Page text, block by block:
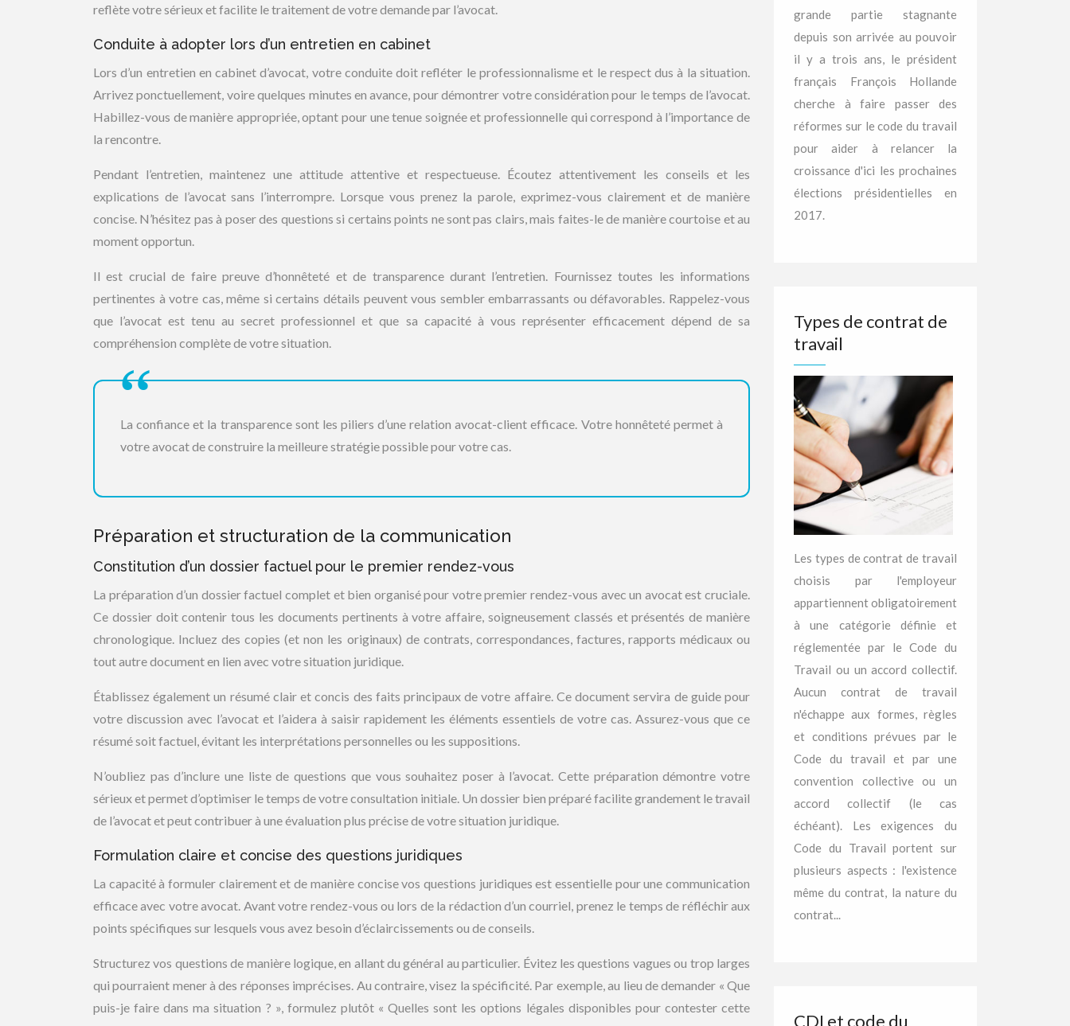
reflète votre sérieux et facilite le traitement de votre demande par l’avocat.
Conduite à adopter lors d’un entretien en cabinet
Lors d’un entretien en cabinet d’avocat, votre conduite doit refléter le professionnalisme et le respect dus à la situation.
Arrivez ponctuellement, voire quelques minutes en avance, pour démontrer votre considération pour le temps de l’avocat.
Habillez-vous de manière appropriée, optant pour une tenue soignée et professionnelle qui correspond à l’importance de
la rencontre.
Pendant l’entretien, maintenez une attitude attentive et respectueuse. Écoutez attentivement les conseils et les
explications de l’avocat sans l’interrompre. Lorsque vous prenez la parole, exprimez-vous clairement et de manière
concise. N’hésitez pas à poser des questions si certains points ne sont pas clairs, mais faites-le de manière courtoise et au
moment opportun.
Il est crucial de faire preuve d’honnêteté et de transparence durant l’entretien. Fournissez toutes les informations
pertinentes à votre cas, même si certains détails peuvent vous sembler embarrassants ou défavorables. Rappelez-vous
que l’avocat est tenu au secret professionnel et que sa capacité à vous représenter efficacement dépend de sa
compréhension complète de votre situation.
La confiance et la transparence sont les piliers d’une relation avocat-client efficace. Votre honnêteté permet à
votre avocat de construire la meilleure stratégie possible pour votre cas.
Préparation et structuration de la communication
Constitution d’un dossier factuel pour le premier rendez-vous
La préparation d’un dossier factuel complet et bien organisé pour votre premier rendez-vous avec un avocat est cruciale.
Ce dossier doit contenir tous les documents pertinents à votre affaire, soigneusement classés et présentés de manière
chronologique. Incluez des copies (et non les originaux) de contrats, correspondances, factures, rapports médicaux ou
tout autre document en lien avec votre situation juridique.
Établissez également un résumé clair et concis des faits principaux de votre affaire. Ce document servira de guide pour
votre discussion avec l’avocat et l’aidera à saisir rapidement les éléments essentiels de votre cas. Assurez-vous que ce
résumé soit factuel, évitant les interprétations personnelles ou les suppositions.
N’oubliez pas d’inclure une liste de questions que vous souhaitez poser à l’avocat. Cette préparation démontre votre
sérieux et permet d’optimiser le temps de votre consultation initiale. Un dossier bien préparé facilite grandement le travail
de l’avocat et peut contribuer à une évaluation plus précise de votre situation juridique.
Formulation claire et concise des questions juridiques
La capacité à formuler clairement et de manière concise vos questions juridiques est essentielle pour une communication
efficace avec votre avocat. Avant votre rendez-vous ou lors de la rédaction d’un courriel, prenez le temps de réfléchir aux
points spécifiques sur lesquels vous avez besoin d’éclaircissements ou de conseils.
Structurez vos questions de manière logique, en allant du général au particulier. Évitez les questions vagues ou trop larges
qui pourraient mener à des réponses imprécises. Au contraire, visez la spécificité. Par exemple, au lieu de demander « Que
puis-je faire dans ma situation ? », formulez plutôt « Quelles sont les options légales disponibles pour contester cette
grande partie stagnante
depuis son arrivée au pouvoir
il y a trois ans, le président
français François Hollande
cherche à faire passer des
réformes sur le code du travail
pour aider à relancer la
croissance d'ici les prochaines
élections présidentielles en
2017.
Types de contrat de
travail
Les types de contrat de travail
choisis par l'employeur
appartiennent obligatoirement
à une catégorie définie et
réglementée par le Code du
Travail ou un accord collectif.
Aucun contrat de travail
n'échappe aux formes, règles
et conditions prévues par le
Code du travail et par une
convention collective ou un
accord collectif (le cas
échéant). Les exigences du
Code du Travail portent sur
plusieurs aspects : l'existence
même du contrat, la nature du
contrat...
CDI et code du